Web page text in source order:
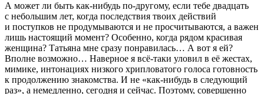
А может ли быть как-нибудь по-другому, если тебе двадцать
с небольшим лет, когда последствия твоих действий
и поступков не продумываются и не просчитываются, а важен
лишь настоящий момент? Особенно, когда рядом красивая
женщина? Татьяна мне сразу понравилась… А вот я ей?
Вполне возможно… Наверное я всё-таки уловил в её жестах,
мимике, интонациях низкого хрипловатого голоса готовность
к продолжению знакомства. И не «как-нибудь в следующий
раз», а немедленно, сегодня и сейчас. Поэтому, совершенно